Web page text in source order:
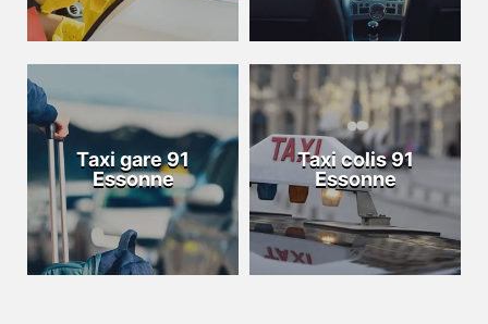
Taxi gare 91
Essonne
Taxi colis 91
Essonne